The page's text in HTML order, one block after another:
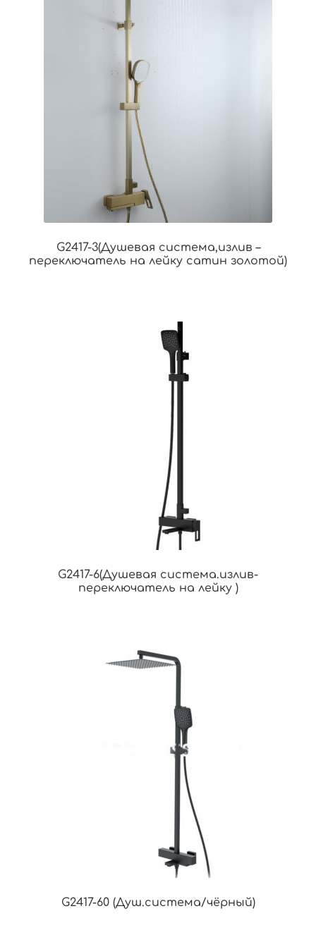
G2417-3(Душевая система,излив –
переключатель на лейку сатин золотой)
G2417-6(Душевая система.излив-
переключатель на лейку )
G2417-60 (Душ.система/чёрный)